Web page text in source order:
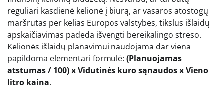
reguliari kasdienė kelionė į biurą, ar vasaros atostogų
maršrutas per kelias Europos valstybes, tikslus išlaidų
apskaičiavimas padeda išvengti bereikalingo streso.
Kelionės išlaidų planavimui naudojama dar viena
papildoma elementari formulė: (Planuojamas
atstumas / 100) x Vidutinės kuro sąnaudos x Vieno
litro kaina.